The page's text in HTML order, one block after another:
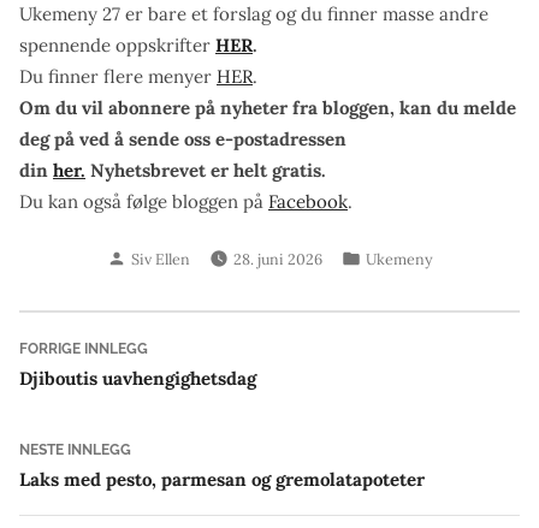
Ukemeny 27 er bare et forslag og du finner masse andre
spennende oppskrifter HER.
Du finner flere menyer HER.
Om du vil abonnere på nyheter fra bloggen, kan du melde
deg på ved å sende oss e-postadressen
din her. Nyhetsbrevet er helt gratis.
Du kan også følge bloggen på Facebook.
Skrevet
Siv Ellen 28. juni 2026
Publisert
Ukemeny
Innleggsnavigasjon
FORRIGE INNLEGGForrige
innlegg:
Djiboutis uavhengighetsdag
NESTE INNLEGGNeste
innlegg:
Laks med pesto, parmesan og gremolatapoteter